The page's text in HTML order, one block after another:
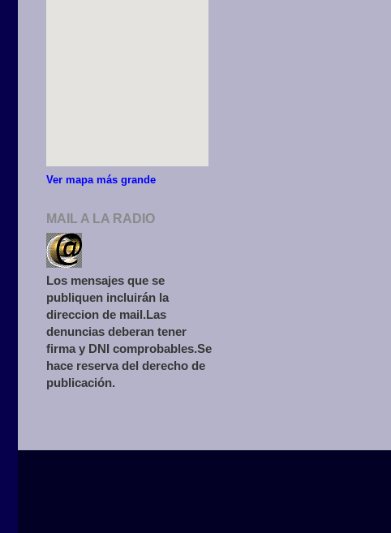
Ver mapa más grande
MAIL A LA RADIO
Los mensajes que se
publiquen incluirán la
direccion de mail.Las
denuncias deberan tener
firma y DNI comprobables.Se
hace reserva del derecho de
publicación.